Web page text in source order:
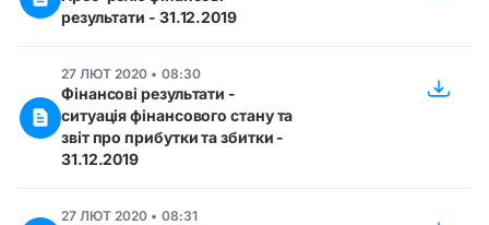
результати - 31.12.2019
27 ЛЮТ 2020 • 08:30
Фінансові результати -
ситуація фінансового стану та
звіт про прибутки та збитки -
31.12.2019
27 ЛЮТ 2020 • 08:31